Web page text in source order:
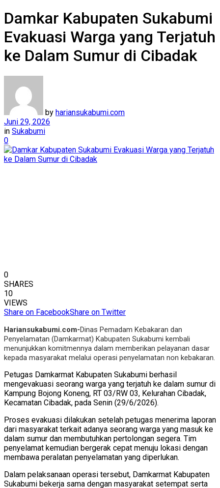
Damkar Kabupaten Sukabumi
Evakuasi Warga yang Terjatuh
ke Dalam Sumur di Cibadak
by hariansukabumi.com
Juni 29, 2026
in Sukabumi
0
0
SHARES
10
VIEWS
Share on FacebookShare on Twitter
Hariansukabumi.com-Dinas Pemadam Kebakaran dan
Penyelamatan (Damkarmat) Kabupaten Sukabumi kembali
menunjukkan komitmennya dalam memberikan pelayanan dasar
kepada masyarakat melalui operasi penyelamatan non kebakaran.
Petugas Damkarmat Kabupaten Sukabumi berhasil
mengevakuasi seorang warga yang terjatuh ke dalam sumur di
Kampung Bojong Koneng, RT 03/RW 03, Kelurahan Cibadak,
Kecamatan Cibadak, pada Senin (29/6/2026).
Proses evakuasi dilakukan setelah petugas menerima laporan
dari masyarakat terkait adanya seorang warga yang masuk ke
dalam sumur dan membutuhkan pertolongan segera. Tim
penyelamat kemudian bergerak cepat menuju lokasi dengan
membawa peralatan penyelamatan yang diperlukan.
Dalam pelaksanaan operasi tersebut, Damkarmat Kabupaten
Sukabumi bekerja sama dengan masyarakat setempat serta